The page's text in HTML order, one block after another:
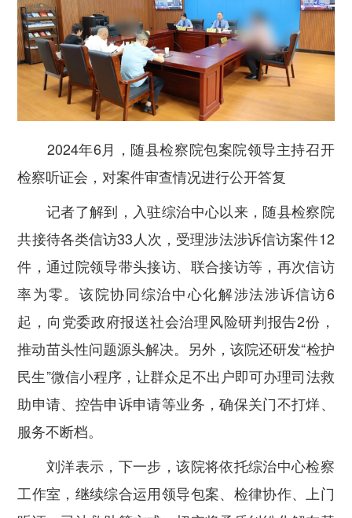
2024年6月，随县检察院包案院领导主持召开
检察听证会，对案件审查情况进行公开答复
记者了解到，入驻综治中心以来，随县检察院
共接待各类信访33人次，受理涉法涉诉信访案件12
件，通过院领导带头接访、联合接访等，再次信访
率为零。该院协同综治中心化解涉法涉诉信访6
起，向党委政府报送社会治理风险研判报告2份，
推动苗头性问题源头解决。另外，该院还研发“检护
民生”微信小程序，让群众足不出户即可办理司法救
助申请、控告申诉申请等业务，确保关门不打烊、
服务不断档。
刘洋表示，下一步，该院将依托综治中心检察
工作室，继续综合运用领导包案、检律协作、上门